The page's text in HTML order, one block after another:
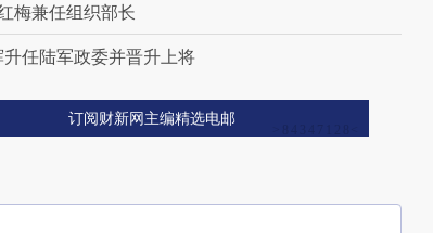
梅兼任组织部长
任陆军政委并晋升上将
订阅财新网主编精选电邮